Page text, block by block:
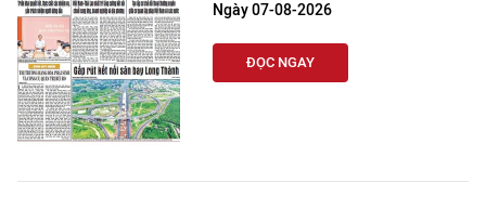
Ngày 07-08-2026
ĐỌC NGAY